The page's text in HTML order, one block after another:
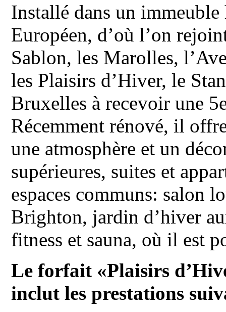
Installé dans un
Européen, d’où l’on
Sablon, les Marolles,
les Plaisirs d’Hiver, le
Bruxelles à recevoir une
Récemment rénové, il
une atmosphère et un
supérieures, suites et
espaces communs: salon
Brighton, jardin d’hiver
fitness et sauna, où il est
Le forfait «Plaisirs
inclut les prestations